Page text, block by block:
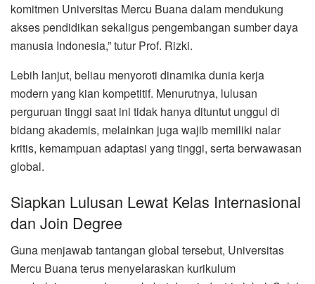
komitmen Universitas Mercu Buana dalam mendukung
akses pendidikan sekaligus pengembangan sumber daya
manusia Indonesia,” tutur Prof. Rizki.
Lebih lanjut, beliau menyoroti dinamika dunia kerja
modern yang kian kompetitif. Menurutnya, lulusan
perguruan tinggi saat ini tidak hanya dituntut unggul di
bidang akademis, melainkan juga wajib memiliki nalar
kritis, kemampuan adaptasi yang tinggi, serta berwawasan
global.
Siapkan Lulusan Lewat Kelas Internasional
dan Join Degree
Guna menjawab tantangan global tersebut, Universitas
Mercu Buana terus menyelaraskan kurikulum